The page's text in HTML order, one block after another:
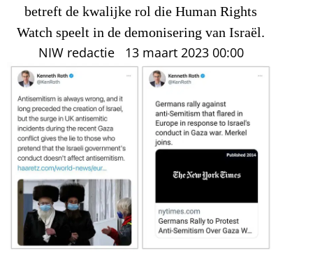
betreft de kwalijke rol die Human Rights
Watch speelt in de demonisering van Israël.
NIW redactie 13 maart 2023 00:00